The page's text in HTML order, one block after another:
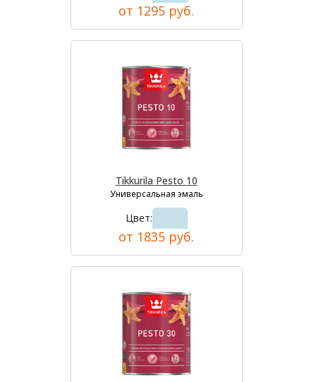
от 1295 руб.
Tikkurila Pesto 10
Универсальная эмаль
Цвет:
от 1835 руб.